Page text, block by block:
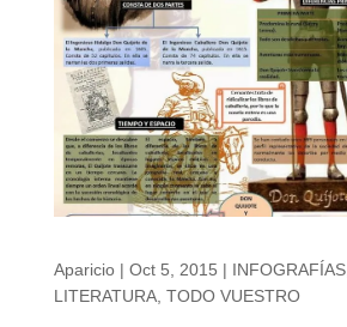
Aparicio| Oct 5, 2015 | INFOGRAFÍAS,
LITERATURA, TODO VUESTRO